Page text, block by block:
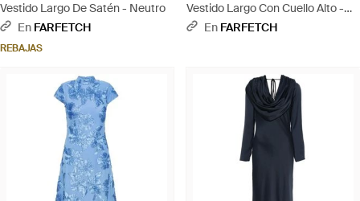
Vestido Largo De Satén - Neutro
En FARFETCH
REBAJAS
Vestido Largo Con Cuello Alto -
Blanco
En FARFETCH